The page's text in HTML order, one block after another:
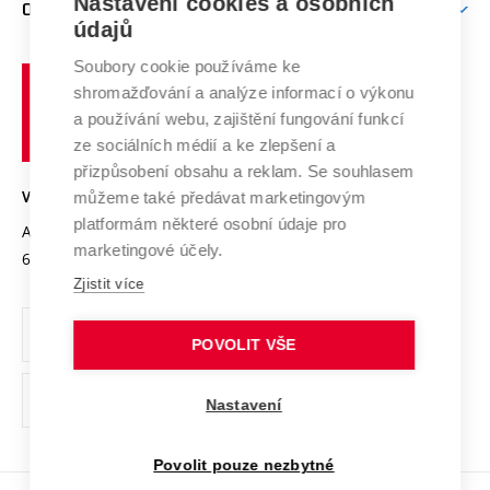
E-přihláška
Doktorské studium
Podpora podnikání
Systém zajišťování kvality výzkumu
Výzkumné infrastruktury
Transfer znalostí
Open Science
Projekty
Projekty ze strukturálních fondů
Specifický výzkum
Zahraniční spolupráce
Spolupráce se školami
Služby univerzity
Mezinárodní dohody
Univerzitní sítě
O UNIVERZITĚ
Profil univerzity
Udržitelná univerzita
Podnikavá univerzita / ContriBUTe
Bezpečná univerzita
Vyznamenání
Organizační struktura
Ochrana osobních údajů
odkaz)
učení
technické
VYSOKÉ UČENÍ TECHNICKÉ V BRNĚ
Antonínská 548/1
602 00 Brno
www.vut.cz
vut@vutbr.cz
údajů
Soubory cookie používáme ke
shromažďování a analýze informací o výkonu
a používání webu, zajištění fungování funkcí
ze sociálních médií a ke zlepšení a
přizpůsobení obsahu a reklam. Se souhlasem
můžeme také předávat marketingovým
platformám některé osobní údaje pro
marketingové účely.
Zjistit více
POVOLIT VŠE
Nastavení
Povolit pouze nezbytné